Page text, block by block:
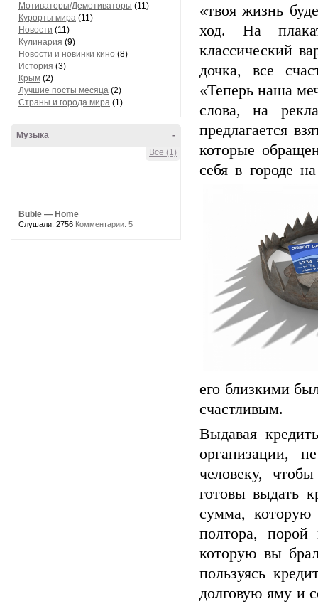
Мотиваторы/Демотиваторы (11)
Курорты мира (11)
Новости (11)
Кулинария (9)
Новости и новинки кино (8)
История (3)
Крым (2)
Лучшие посты месяца (2)
Страны и города мира (1)
-
Музыка
Все (1)
Buble — Home
Слушали: 2756 Комментарии: 5
«твоя жизнь
ход. На
классический
дочка, все
«Теперь наша
слова, на
предлагается
которые
себя в городе
его близкими
счастливым.
Выдавая
организации,
человеку,
готовы выдать
сумма, которую
полтора,
которую вы
пользуясь
долговую яму и